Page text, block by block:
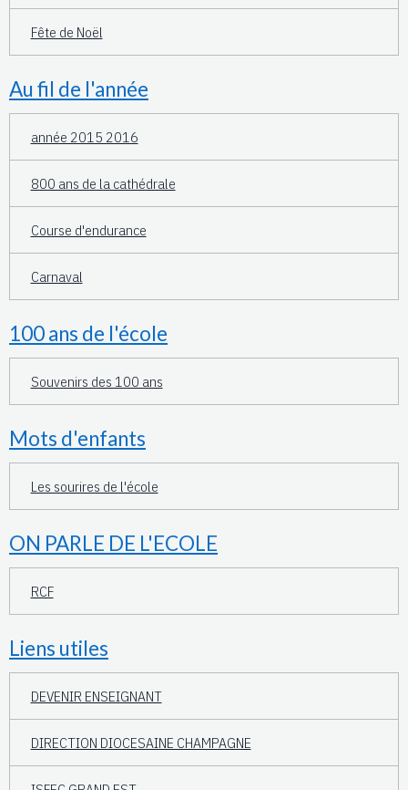
Fête de Noël
Au fil de l'année
année 2015 2016
800 ans de la cathédrale
Course d'endurance
Carnaval
100 ans de l'école
Souvenirs des 100 ans
Mots d'enfants
Les sourires de l'école
ON PARLE DE L'ECOLE
RCF
Liens utiles
DEVENIR ENSEIGNANT
DIRECTION DIOCESAINE CHAMPAGNE